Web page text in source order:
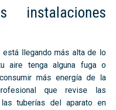
llegando más alta de lo
aire tenga alguna fuga o
más energía de la
que revise las
tuberías del aparato en